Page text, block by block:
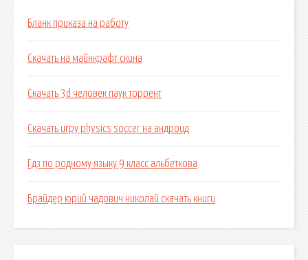
Бланк приказа на работу
Скачать на майнкрафт скина
Скачать 3d человек паук торрент
Скачать игру physics soccer на андроид
Гдз по родному языку 9 класс альбеткова
Брайдер юрий чадович николай скачать книги